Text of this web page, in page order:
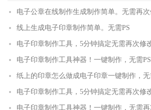
电子公章在线制作生成制作简单。无需再次
线上生成电子印章制作简单。无需PS
电子印章制作工具，5分钟搞定无需再次修
电子印章制作工具神器！一键制作，无需PS
纸上的印章怎么做成电子印章一键制作，无
电子印章制作工具，5分钟搞定无需再次修
电子印章制作工具神器！一键制作，无需